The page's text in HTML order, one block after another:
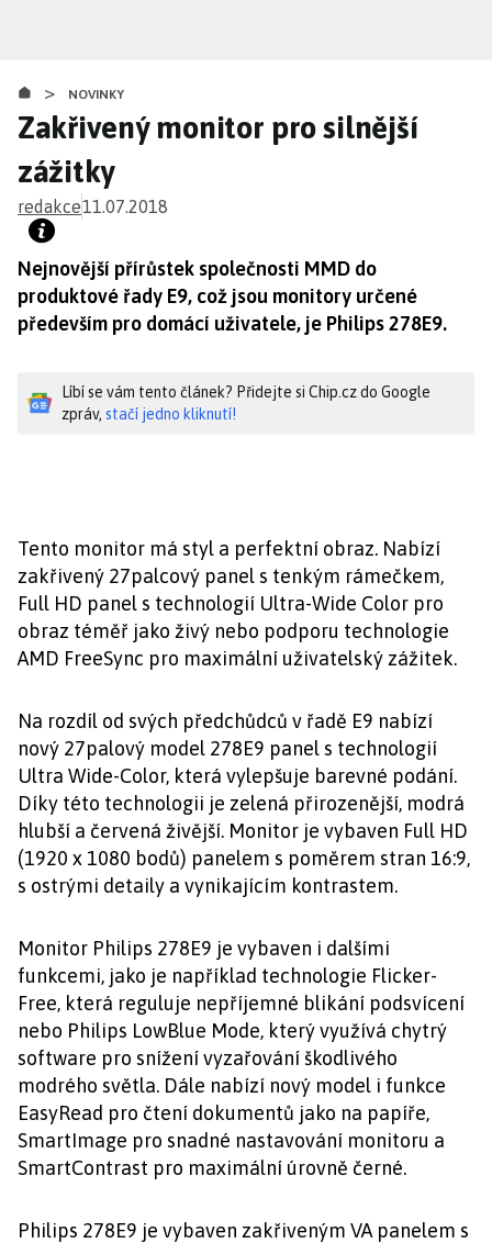
obsahu
> NOVINKY
Zakřivený monitor pro silnější
zážitky
redakce11.07.2018
Nejnovější přírůstek společnosti MMD do
produktové řady E9, což jsou monitory určené
především pro domácí uživatele, je Philips 278E9.
Líbí se vám tento článek? Přidejte si Chip.cz do Google
zpráv, stačí jedno kliknutí!
Tento monitor má styl a perfektní obraz. Nabízí
zakřivený 27palcový panel s tenkým rámečkem,
Full HD panel s technologií Ultra-Wide Color pro
obraz téměř jako živý nebo podporu technologie
AMD FreeSync pro maximální uživatelský zážitek.
Na rozdíl od svých předchůdců v řadě E9 nabízí
nový 27palový model 278E9 panel s technologií
Ultra Wide-Color, která vylepšuje barevné podání.
Díky této technologii je zelená přirozenější, modrá
hlubší a červená živější. Monitor je vybaven Full HD
(1920 x 1080 bodů) panelem s poměrem stran 16:9,
s ostrými detaily a vynikajícím kontrastem.
Monitor Philips 278E9 je vybaven i dalšími
funkcemi, jako je například technologie Flicker-
Free, která reguluje nepříjemné blikání podsvícení
nebo Philips LowBlue Mode, který využívá chytrý
software pro snížení vyzařování škodlivého
modrého světla. Dále nabízí nový model i funkce
EasyRead pro čtení dokumentů jako na papíře,
SmartImage pro snadné nastavování monitoru a
SmartContrast pro maximální úrovně černé.
Philips 278E9 je vybaven zakřiveným VA panelem s